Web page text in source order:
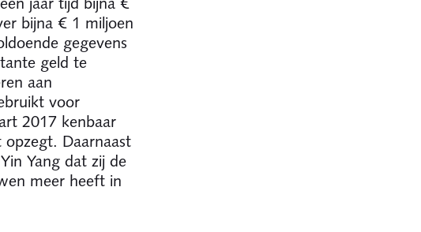
bijna € 1 miljoen
gegevens
geld te
aan
voor
2017 kenbaar
Daarnaast
Yang dat zij de
meer heeft in